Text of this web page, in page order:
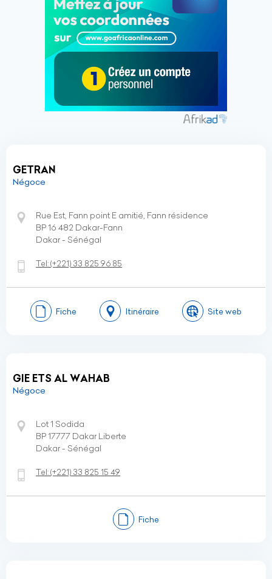
GETRAN
Négoce
Rue Est, Fann point E amitié, Fann résidence
BP 16 482 Dakar-Fann
Dakar - Sénégal
Tel:(+221) 33 825 96 85
Fiche Itinéraire Site web
GIE ETS AL WAHAB
Négoce
Lot 1 Sodida
BP 17777 Dakar Liberte
Dakar - Sénégal
Tel:(+221) 33 825 15 49
Fiche